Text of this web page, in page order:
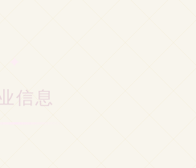
信息